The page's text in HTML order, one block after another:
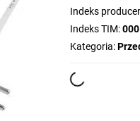
Indeks
Indeks TIM:
Kategoria: